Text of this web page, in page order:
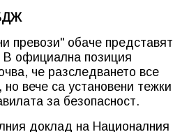
превози" обаче представят
В официална позиция
че разследването все
вече са установени тежки
за безопасност.
доклад на Националния